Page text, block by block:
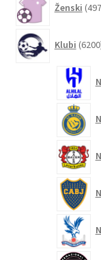
Ženski 497
Klubi 6200